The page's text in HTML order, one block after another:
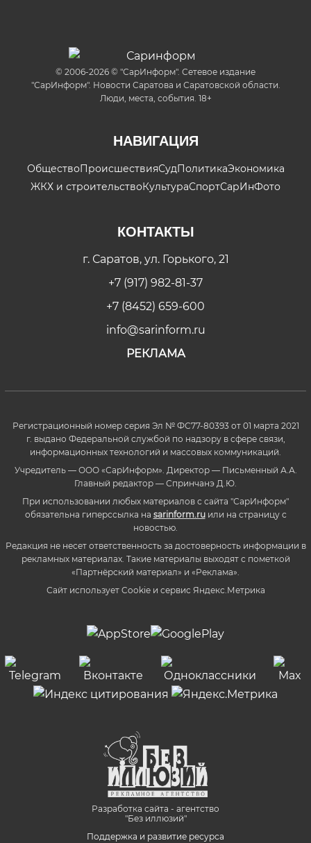
© 2006-2026 © "СарИнформ". Сетевое издание
"СарИнформ". Новости Саратова и Саратовской области.
Люди, места, события. 18+
НАВИГАЦИЯ
ОбществоПроисшествияСудПолитикаЭкономика
ЖКХ и строительствоКультураСпортСарИнФото
КОНТАКТЫ
г. Саратов, ул. Горького, 21
+7 (917) 982-81-37
+7 (8452) 659-600
info@sarinform.ru
РЕКЛАМА
Регистрационный номер серия Эл № ФС77-80393 от 01 марта 2021
г. выдано Федеральной службой по надзору в сфере связи,
информационных технологий и массовых коммуникаций.
Учредитель — ООО «СарИнформ». Директор — Письменный А.А.
Главный редактор — Спринчанэ Д.Ю.
При использовании любых материалов с сайта "СарИнформ"
обязательна гиперссылка на sarinform.ruили на страницу с
новостью.
Редакция не несет ответственность за достоверность информации в
рекламных материалах. Такие материалы выходят с пометкой
«Партнёрский материал» и «Реклама».
Сайт использует Cookie и сервиc Яндекс.Метрика
Разработка сайта - агентство
"Без иллюзий"
Поддержка и развитие ресурса